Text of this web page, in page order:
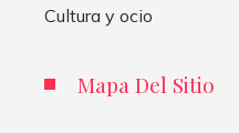
Cultura y ocio
Mapa Del Sitio